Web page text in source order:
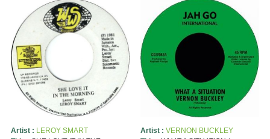
Artist : LEROY SMART
Artist : VERNON BUCKLEY